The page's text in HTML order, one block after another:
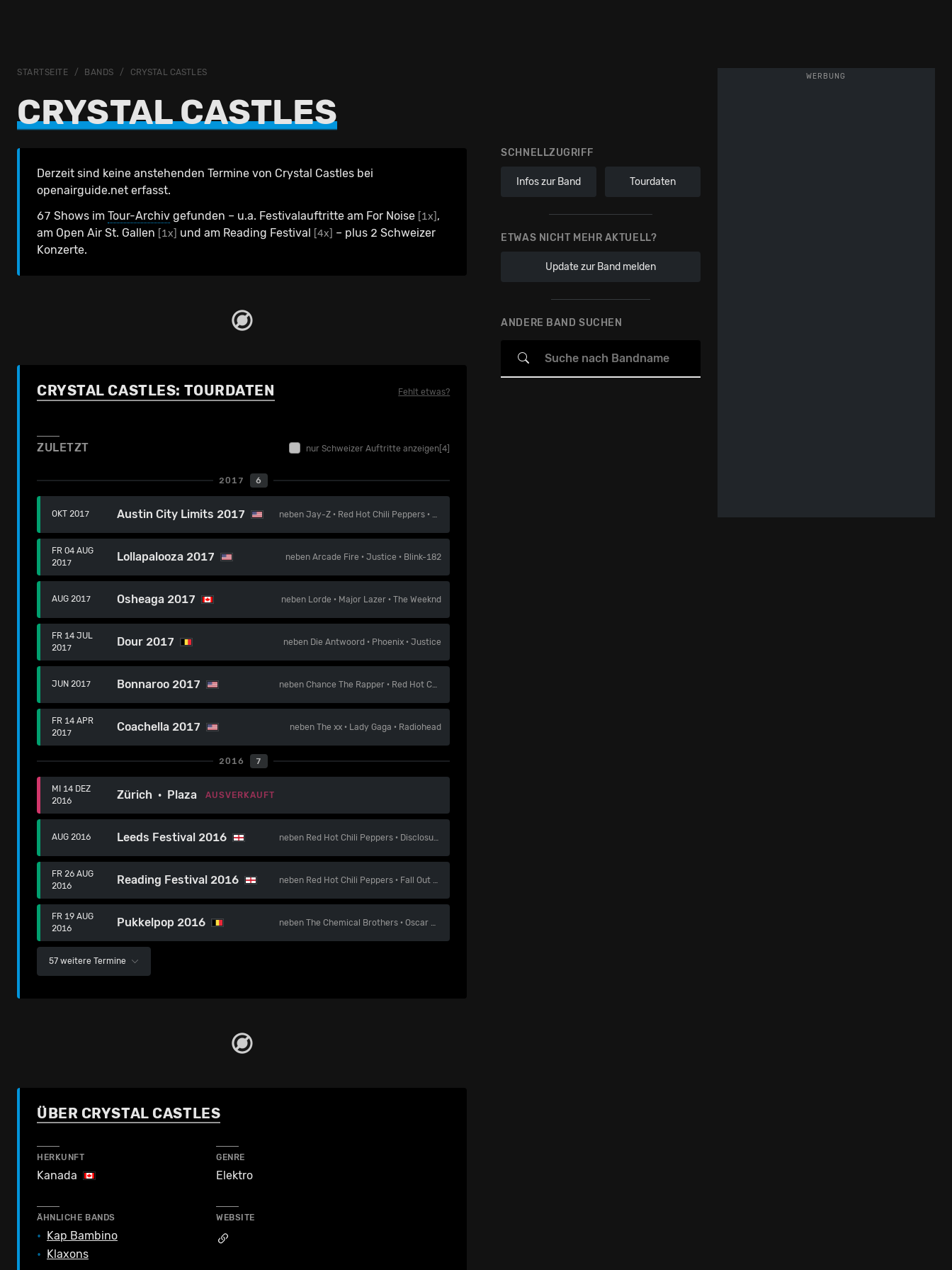
WERBUNG
STARTSEITE BANDS CRYSTAL CASTLES
CRYSTAL CASTLES
SCHNELLZUGRIFF
Infos zur Band Tourdaten
ETWAS NICHT MEHR AKTUELL?
Update zur Band melden
ANDERE BAND SUCHEN
Derzeit sind keine anstehenden Termine von Crystal Castles bei
openairguide.net erfasst.
67 Shows im Tour-Archiv gefunden – u.a. Festivalauftritte am For Noise [1x] ,
am Open Air St. Gallen [1x] und am Reading Festival [4x] – plus 2 Schweizer
Konzerte.
CRYSTAL CASTLES: TOURDATEN Fehlt etwas?
ZULETZT nur Schweizer Auftritte anzeigen [4]
2017 6
OKT 2017 Austin City Limits 2017 nebenJay-Z · Red Hot Chili Peppers ·
FR 04 AUG
2017
Lollapalooza 2017 nebenArcade Fire ·Justice · Blink-182
AUG 2017 Osheaga 2017 neben Lorde · Major Lazer ·The Weeknd
FR 14 JUL
2017
Dour 2017 neben Die Antwoord · Phoenix ·Justice
JUN 2017 Bonnaroo 2017 nebenChance The Rapper · Red Hot Chili Peppers
FR 14 APR
2017
Coachella 2017 nebenThe xx · Lady Gaga · Radiohead
2016 7
MI 14 DEZ
2016
Zürich · Plaza AUSVERKAUFT
AUG 2016 Leeds Festival 2016 neben Red Hot Chili Peppers · Disclosure
FR 26 AUG
2016
Reading Festival 2016 neben Red Hot Chili Peppers · Fall Out Boy
FR 19 AUG
2016
Pukkelpop 2016 nebenThe Chemical Brothers ·Oscar & The Wolf
57 weitere Termine
ÜBER CRYSTAL CASTLES
HERKUNFT
Kanada
GENRE
Elektro
ÄHNLICHE BANDS
• Kap Bambino
• Klaxons
WEBSITE